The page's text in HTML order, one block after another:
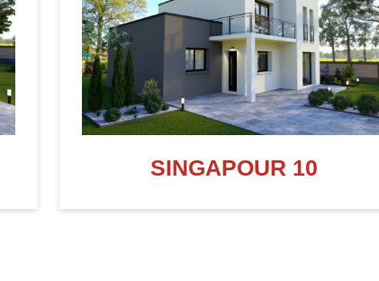
SINGAPOUR 10